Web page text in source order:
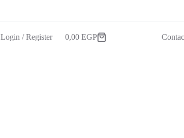
عربة
0,00 EGP
Login / Register